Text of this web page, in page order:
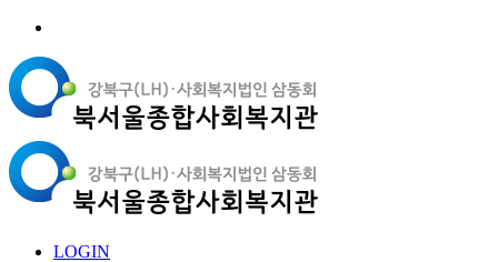
LOGIN